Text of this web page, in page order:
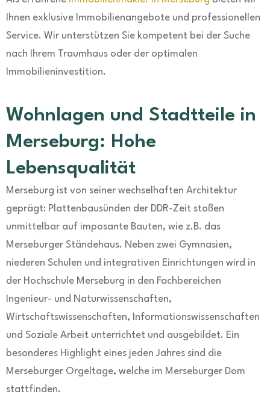
Ihnen exklusive Immobilienangebote und professionellen
Service. Wir unterstützen Sie kompetent bei der Suche
nach Ihrem Traumhaus oder der optimalen
Immobilieninvestition.
Wohnlagen und Stadtteile in
Merseburg: Hohe
Lebensqualität
Merseburg ist von seiner wechselhaften Architektur
geprägt: Plattenbausünden der DDR-Zeit stoßen
unmittelbar auf imposante Bauten, wie z.B. das
Merseburger Ständehaus. Neben zwei Gymnasien,
niederen Schulen und integrativen Einrichtungen wird in
der Hochschule Merseburg in den Fachbereichen
Ingenieur- und Naturwissenschaften,
Wirtschaftswissenschaften, Informationswissenschaften
und Soziale Arbeit unterrichtet und ausgebildet. Ein
besonderes Highlight eines jeden Jahres sind die
Merseburger Orgeltage, welche im Merseburger Dom
stattfinden.